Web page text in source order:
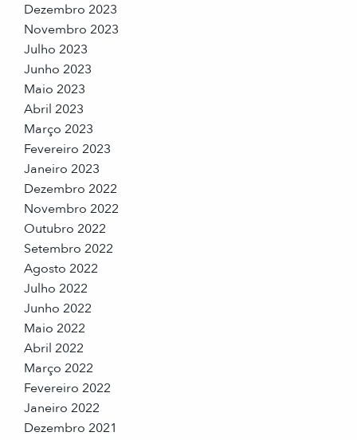
Dezembro 2023
Novembro 2023
Julho 2023
Junho 2023
Maio 2023
Abril 2023
Março 2023
Fevereiro 2023
Janeiro 2023
Dezembro 2022
Novembro 2022
Outubro 2022
Setembro 2022
Agosto 2022
Julho 2022
Junho 2022
Maio 2022
Abril 2022
Março 2022
Fevereiro 2022
Janeiro 2022
Dezembro 2021